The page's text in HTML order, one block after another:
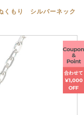
もり シルバーネック